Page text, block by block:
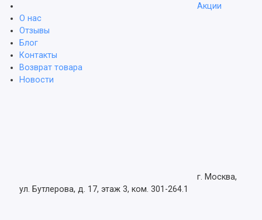
Акции
О нас
Отзывы
Блог
Контакты
Возврат товара
Новости
г. Москва,
ул. Бутлерова, д. 17, этаж 3, ком. 301-264.1